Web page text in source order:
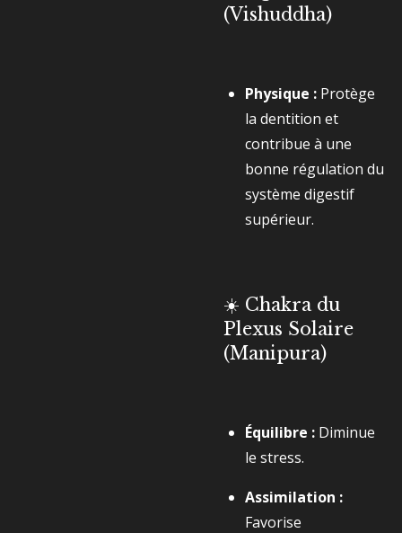
(Vishuddha)
Physique : Protège
la dentition et
contribue à une
bonne régulation du
système digestif
supérieur.
☀️ Chakra du
Plexus Solaire
(Manipura)
Équilibre : Diminue
le stress.
Assimilation :
Favorise